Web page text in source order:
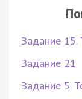
Задание 15.
Задание 21
Задание 5.